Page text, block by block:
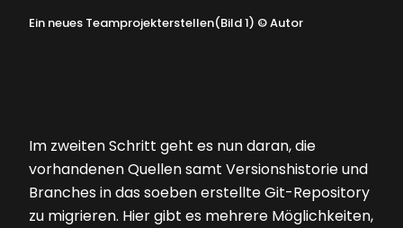
Ein neues Teamprojekterstellen(Bild 1) ©Autor
Im zweiten Schritt geht es nun daran, die
vorhandenen Quellen samt Versionshistorie und
Branches in das soeben ­erstellte Git-Repository
zu migrieren. Hier gibt es mehrere Möglichkeiten,